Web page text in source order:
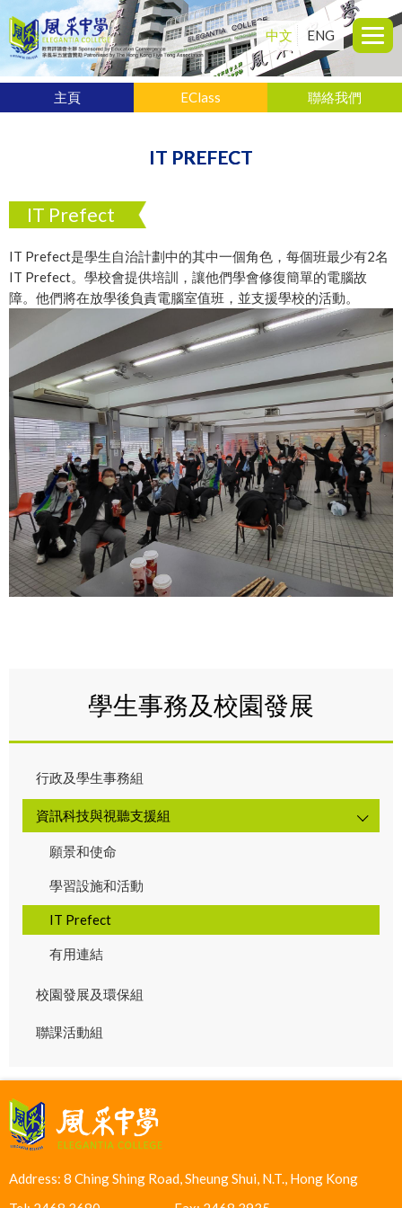
主頁 EClass 聯絡我們
中文 ENG
IT PREFECT
IT Prefect
IT Prefect是學生自治計劃中的其中一個角色，每個班最少有2名
IT Prefect。學校會提供培訓，讓他們學會修復簡單的電腦故
障。他們將在放學後負責電腦室值班，並支援學校的活動。
學生事務及校園發展
行政及學生事務組
資訊科技與視聽支援組
願景和使命
學習設施和活動
IT Prefect
有用連結
校園發展及環保組
聯課活動組
Address: 8 Ching Shing Road, Sheung Shui, N.T., Hong Kong